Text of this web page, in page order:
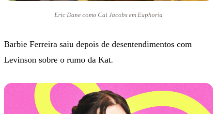
Eric Dane como Cal Jacobs em Euphoria
Barbie Ferreira saiu depois de desentendimentos com
Levinson sobre o rumo da Kat.